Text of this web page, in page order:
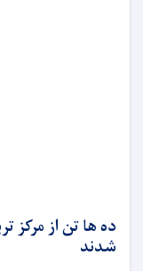
ده ها تن از مرکز
شدند